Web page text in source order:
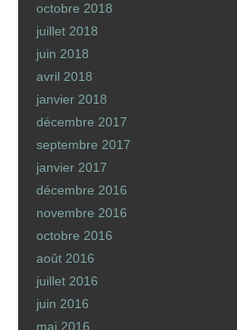
octobre 2018
juillet 2018
juin 2018
avril 2018
janvier 2018
décembre 2017
septembre 2017
janvier 2017
décembre 2016
novembre 2016
octobre 2016
août 2016
juillet 2016
juin 2016
mai 2016